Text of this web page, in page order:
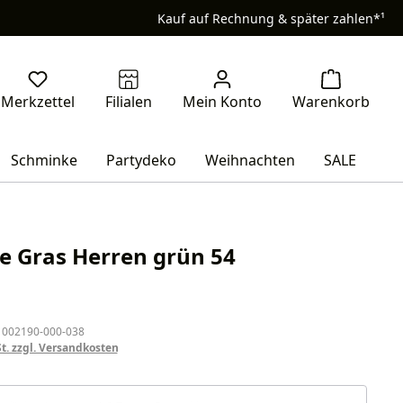
Kauf auf Rechnung & später zahlen*¹
Schminke Partydeko Weihnachten SALE
Gras Herren grün 54
000-038
zzgl. Versandkosten